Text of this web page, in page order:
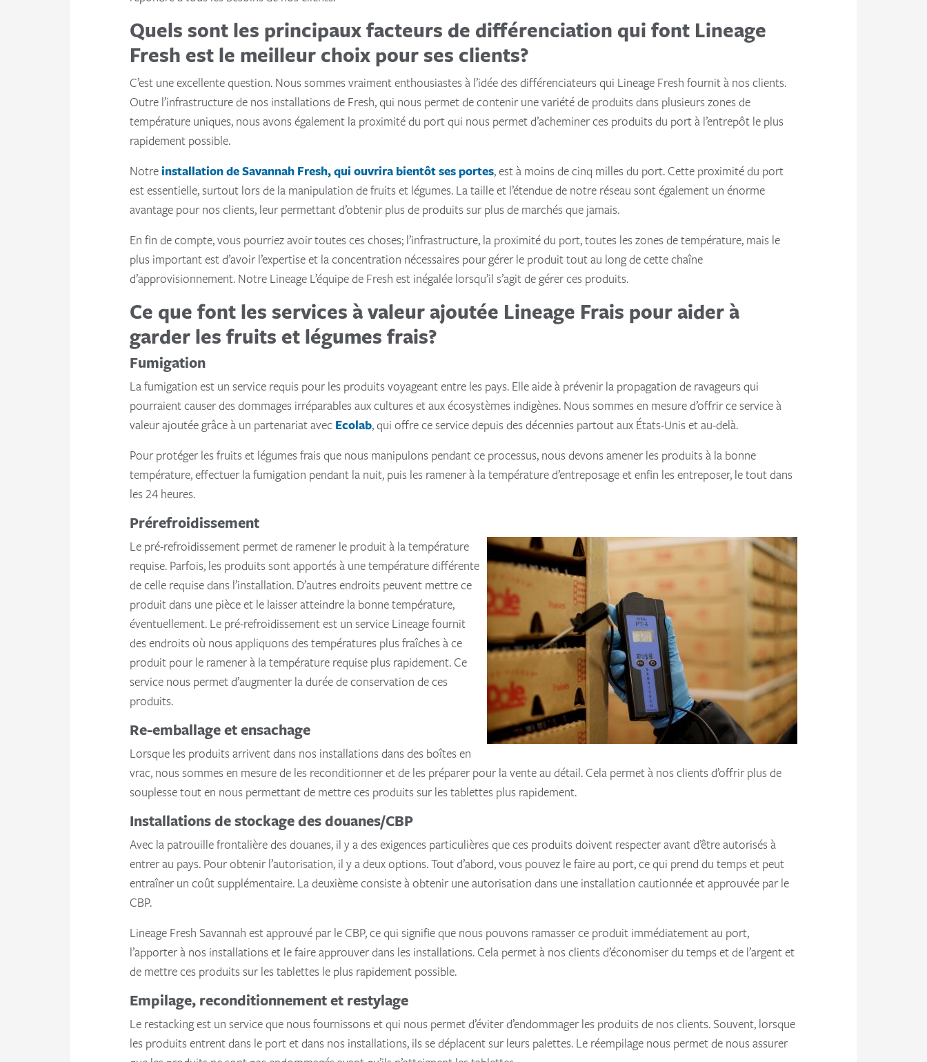
Quels sont les principaux facteurs de différenciation qui font Lineage
Fresh est le meilleur choix pour ses clients?
C’est une excellente question. Nous sommes vraiment enthousiastes à l’idée des différenciateurs qui Lineage Fresh fournit à nos clients.
Outre l’infrastructure de nos installations de Fresh, qui nous permet de contenir une variété de produits dans plusieurs zones de
température uniques, nous avons également la proximité du port qui nous permet d’acheminer ces produits du port à l’entrepôt le plus
rapidement possible.
Notreinstallation de Savannah Fresh, qui ouvrira bientôt ses portes, est à moins de cinq milles du port. Cette proximité du port
est essentielle, surtout lors de la manipulation de fruits et légumes. La taille et l’étendue de notre réseau sont également un énorme
avantage pour nos clients, leur permettant d’obtenir plus de produits sur plus de marchés que jamais.
En fin de compte, vous pourriez avoir toutes ces choses; l’infrastructure, la proximité du port, toutes les zones de température, mais le
plus important est d’avoir l’expertise et la concentration nécessaires pour gérer le produit tout au long de cette chaîne
d’approvisionnement. Notre Lineage L’équipe de Fresh est inégalée lorsqu’il s’agit de gérer ces produits.
Ce que font les services à valeur ajoutée Lineage Frais pour aider à
garder les fruits et légumes frais?
Fumigation
La fumigation est un service requis pour les produits voyageant entre les pays. Elle aide à prévenir la propagation de ravageurs qui
pourraient causer des dommages irréparables aux cultures et aux écosystèmes indigènes. Nous sommes en mesure d’offrir ce service à
valeur ajoutée grâce à un partenariat avec Ecolab, qui offre ce service depuis des décennies partout aux États-Unis et au-delà.
Pour protéger les fruits et légumes frais que nous manipulons pendant ce processus, nous devons amener les produits à la bonne
température, effectuer la fumigation pendant la nuit, puis les ramener à la température d’entreposage et enfin les entreposer, le tout dans
les 24 heures.
Prérefroidissement
Le pré-refroidissement permet de ramener le produit à la température
requise. Parfois, les produits sont apportés à une température différente
de celle requise dans l’installation. D’autres endroits peuvent mettre ce
produit dans une pièce et le laisser atteindre la bonne température,
éventuellement. Le pré-refroidissement est un service Lineage fournit
des endroits où nous appliquons des températures plus fraîches à ce
produit pour le ramener à la température requise plus rapidement. Ce
service nous permet d’augmenter la durée de conservation de ces
produits.
Re-emballage et ensachage
Lorsque les produits arrivent dans nos installations dans des boîtes en
vrac, nous sommes en mesure de les reconditionner et de les préparer pour la vente au détail. Cela permet à nos clients d’offrir plus de
souplesse tout en nous permettant de mettre ces produits sur les tablettes plus rapidement.
Installations de stockage des douanes/CBP
Avec la patrouille frontalière des douanes, il y a des exigences particulières que ces produits doivent respecter avant d’être autorisés à
entrer au pays. Pour obtenir l’autorisation, il y a deux options. Tout d’abord, vous pouvez le faire au port, ce qui prend du temps et peut
entraîner un coût supplémentaire. La deuxième consiste à obtenir une autorisation dans une installation cautionnée et approuvée par le
CBP.
Lineage Fresh Savannah est approuvé par le CBP, ce qui signifie que nous pouvons ramasser ce produit immédiatement au port,
l’apporter à nos installations et le faire approuver dans les installations. Cela permet à nos clients d’économiser du temps et de l’argent et
de mettre ces produits sur les tablettes le plus rapidement possible.
Empilage, reconditionnement et restylage
Le restacking est un service que nous fournissons et qui nous permet d’éviter d’endommager les produits de nos clients. Souvent, lorsque
les produits entrent dans le port et dans nos installations, ils se déplacent sur leurs palettes. Le réempilage nous permet de nous assurer